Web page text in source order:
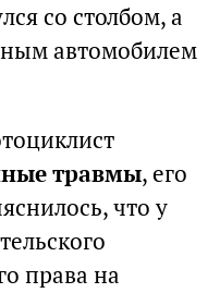
со столбом, а
автомобилем
травмы, его
что у
права на